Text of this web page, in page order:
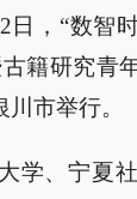
日，“数智
籍研究青
市举行。
学、宁夏